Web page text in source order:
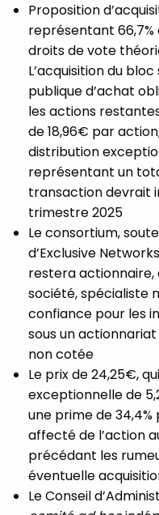
Proposition
représentant 66,7%
droits de vote
L’acquisition du
publique d’achat
les actions
de 18,96€ par
distribution
représentant un
transaction devrait
trimestre 2025
Le consortium,
d’Exclusive
restera actionnaire,
société, spécialiste
confiance pour les
sous un
non cotée
Le prix de 24,25€,
exceptionnelle de
une prime de
affecté de l’action
précédant les
éventuelle
Le Conseil